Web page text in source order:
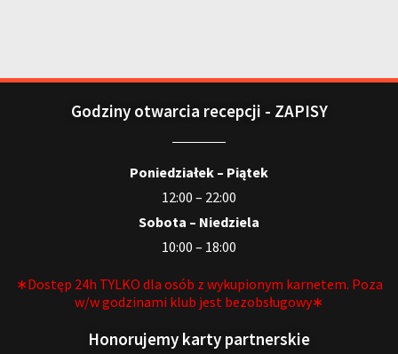
Godziny otwarcia recepcji - ZAPISY
Poniedziałek – Piątek
12:00 – 22:00
Sobota – Niedziela
10:00 – 18:00
∗Dostęp 24h TYLKO dla osób z wykupionym karnetem. Poza
w/w godzinami klub jest bezobsługowy∗
Honorujemy karty partnerskie